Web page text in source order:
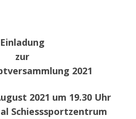
Einladung
zur
2021
2021 um 19.30 Uhr
Schiesssportzentrum